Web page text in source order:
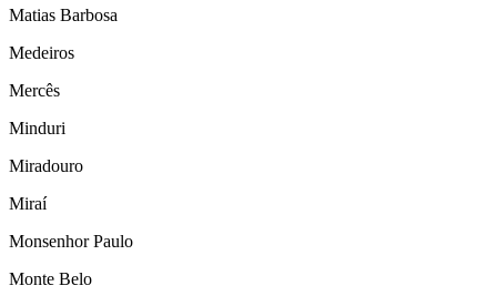
Matias Barbosa
Medeiros
Mercês
Minduri
Miradouro
Miraí
Monsenhor Paulo
Monte Belo